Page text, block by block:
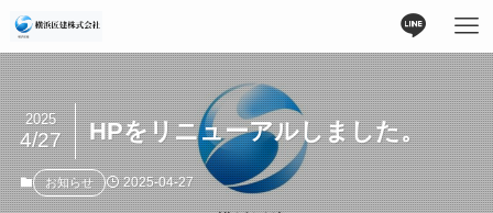
HPをリニューアルしました。
2025
4/27
お知らせ 2025-04-27